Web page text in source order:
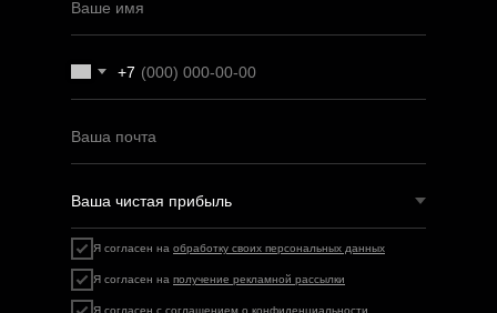
+7
Я согласен на обработку своих персональных данных
Я согласен на получение рекламной рассылки
Я согласен с соглашением о конфиденциальности